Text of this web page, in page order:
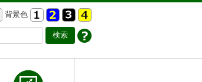
背景色